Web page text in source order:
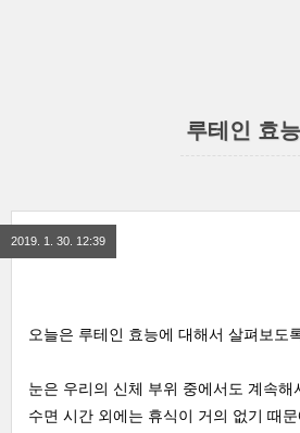
루테인 효능
2019. 1. 30. 12:39
오늘은 루테인 효능에 대해서 살펴보도
눈은 우리의 신체 부위 중에서도 계속해
수면 시간 외에는 휴식이 거의 없기 때